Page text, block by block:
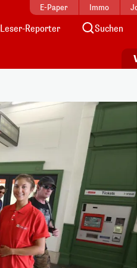
E-Paper Immo
Leser-Reporter Suchen